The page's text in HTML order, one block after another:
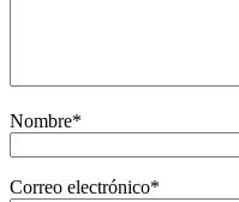
Nombre*
Correo electrónico*